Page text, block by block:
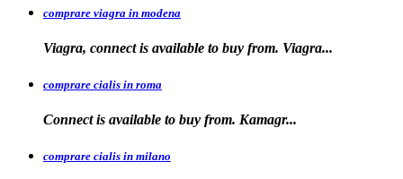
comprare viagra in modena
Viagra, connect is available to buy from. Viagra...
comprare cialis in roma
Connect is available to buy from. Kamagr...
comprare cialis in milano